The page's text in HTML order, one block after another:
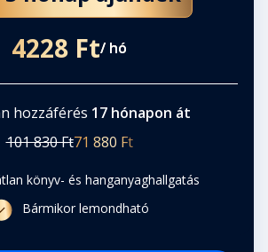
00:08:37
4228 Ft/ hó
hozzáférés 17 hónapon át
101 830 Ft71 880 Ft
könyv- és hanganyaghallgatás
Bármikor lemondható